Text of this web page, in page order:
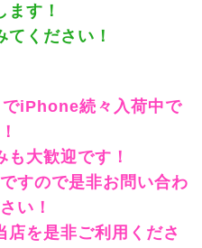
ます！
ください！
iPhone続々入荷中で
大歓迎です！
すので是非お問い合わ
い！
店を是非ご利用くださ